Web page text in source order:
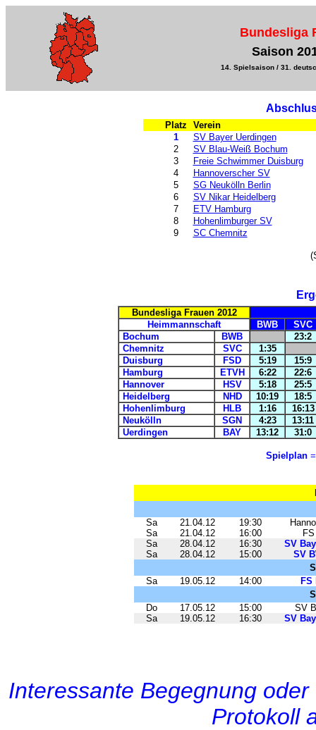
Bundesliga
Saison
14. Spielsaison / 31.
Platz
Verein
1
SV Bayer Uerdingen
2
SV Blau-Weiß Bochum
3
Freie Schwimmer Duisburg
4
Hannoverscher SV
5
SG Neukölln Berlin
6
SV Nikar Heidelberg
7
ETV Hamburg
8
Hohenlimburger SV
9
SC Chemnitz
Bundesliga Frauen 2012
Heimmannschaft
BWB
SVC
Bochum
BWB
23:2
Chemnitz
SVC
1:35
Duisburg
FSD 5:19
15:9
Hamburg
ETVH 6:22
22:6
Hannover
HSV 5:18
25:5
Heidelberg
NHD 10:19
18:5
Hohenlimburg
HLB 1:16
16:13
Neukölln
SGN 4:23
13:11
Uerdingen
BAY 13:12 31:0
Spielplan
Sa 21.04.12 19:30
Sa
21.04.12 16:00
Sa
28.04.12 16:30
SV
Sa
28.04.12 15:00
SV
Sa
19.05.12 14:00
FS
Do
17.05.12 15:00
SV
Sa
19.05.12 16:30 SV
Interessante Begegnung
Protokoll